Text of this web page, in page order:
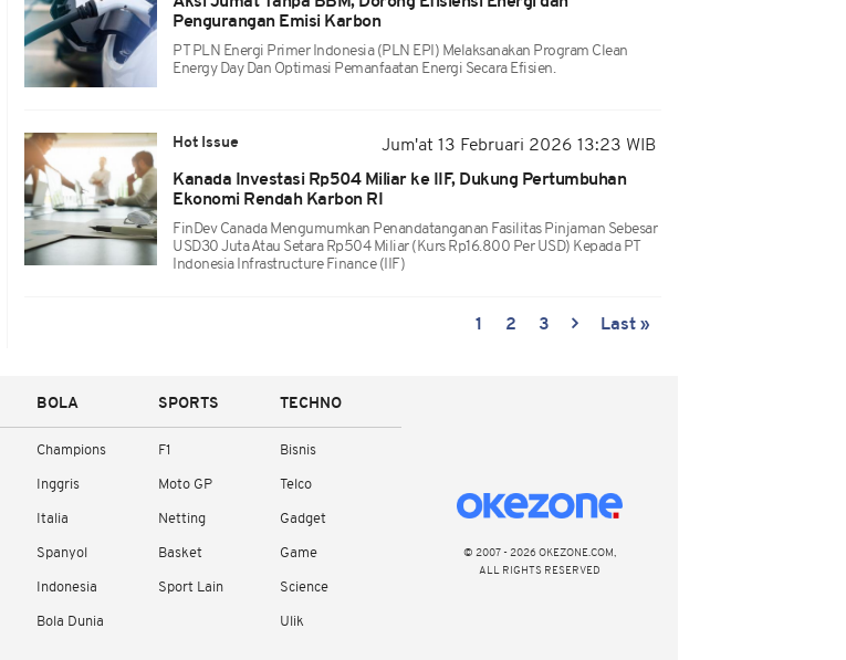
Pengurangan Emisi Karbon
PT PLN Energi Primer Indonesia (PLN EPI) Melaksanakan Program Clean
Energy Day Dan Optimasi Pemanfaatan Energi Secara Efisien.
Hot Issue
Jum'at 13 Februari 2026 13:23 WIB
Kanada Investasi Rp504 Miliar ke IIF, Dukung Pertumbuhan
Ekonomi Rendah Karbon RI
FinDev Canada Mengumumkan Penandatanganan Fasilitas Pinjaman Sebesar
USD30 Juta Atau Setara Rp504 Miliar (kurs Rp16.800 Per USD) Kepada PT
Indonesia Infrastructure Finance (IIF)
1 2 3 Last »
BOLA
Champions
Inggris
Italia
Spanyol
Indonesia
Bola Dunia
SPORTS
F1
Moto GP
Netting
Basket
Sport Lain
TECHNO
Bisnis
Telco
Gadget
Game
Science
Ulik
© 2007 - 2026 OKEZONE.COM,
ALL RIGHTS RESERVED